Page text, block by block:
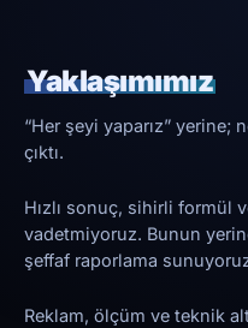
Yaklaşımımız
“Her şeyi yaparız”
çıktı.
Hızlı sonuç, sihirli formül
vadetmiyoruz. Bunun
şeffaf raporlama
Reklam, ölçüm ve teknik